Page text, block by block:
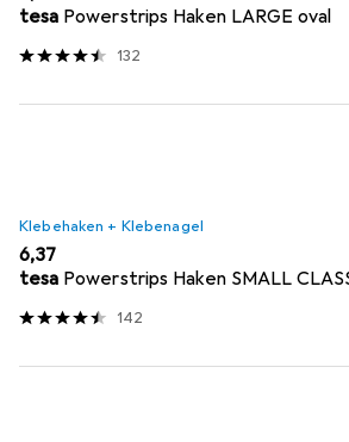
tesa Powerstrips Haken LARGE oval
132
Klebehaken + Klebenagel
EUR
6,37
tesa Powerstrips Haken SMALL
142